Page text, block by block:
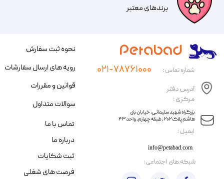
​​برندهای معتبر​​​​​​​
​ایمیل :
آدرس دفتر
مرکزی :
info@petabad.com
​​بزرگراه شهید سلیمانی، خیابان بنی
هاشم پلاک ۲۰۲ ، طبقه چهارم، واحد ۴۳
شماره تماس : ۰۲۱-۷۸۷۶۱۰۰۰
نحوه ثبت سفارش
رویه های ارسال سفارشات
قوانین و مقررات
سوالات متداول
تماس با ما
درباره ما
ثبت شکایات
فرصت های شغلی
​شبکه های اجتماعی :